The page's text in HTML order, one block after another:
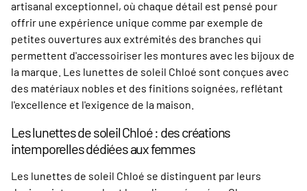
artisanal exceptionnel, où chaque détail est pensé pour
offrir une expérience unique comme par exemple de
petites ouvertures aux extrémités des branches qui
permettent d'accessoiriser les montures avec les bijoux de
la marque. Les lunettes de soleil Chloé sont conçues avec
des matériaux nobles et des finitions soignées, reflétant
l'excellence et l'exigence de la maison.
Les lunettes de soleil Chloé : des créations
intemporelles dédiées aux femmes
Les lunettes de soleil Chloé se distinguent par leurs